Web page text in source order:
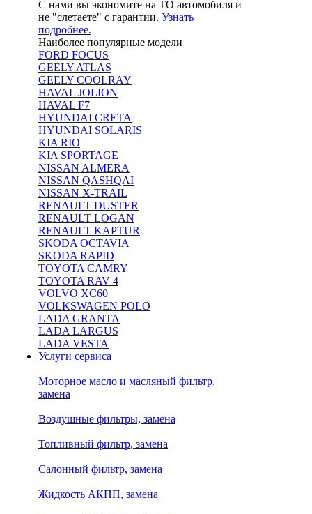
С нами вы экономите на ТО автомобиля и
не "слетаете" с гарантии. Узнать
подробнее.
Наиболее популярные модели
FORD FOCUS
GEELY ATLAS
GEELY COOLRAY
HAVAL JOLION
HAVAL F7
HYUNDAI CRETA
HYUNDAI SOLARIS
KIA RIO
KIA SPORTAGE
NISSAN ALMERA
NISSAN QASHQAI
NISSAN X-TRAIL
RENAULT DUSTER
RENAULT LOGAN
RENAULT KAPTUR
SKODA OCTAVIA
SKODA RAPID
TOYOTA CAMRY
TOYOTA RAV 4
VOLVO XC60
VOLKSWAGEN POLO
LADA GRANTA
LADA LARGUS
LADA VESTA
Услуги сервиса
Моторное масло и масляный фильтр,
замена
Воздушные фильтры, замена
Топливный фильтр, замена
Салонный фильтр, замена
Жидкость АКПП, замена